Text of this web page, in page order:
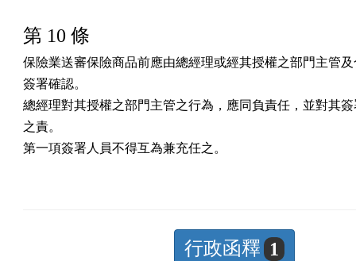
第 10 條
保險業送審保險商品前應由總經理或經其授權之部門主管
簽署確認。
總經理對其授權之部門主管之行為，應同負責任，並對其
之責。
第一項簽署人員不得互為兼充任之。
行政函釋 1